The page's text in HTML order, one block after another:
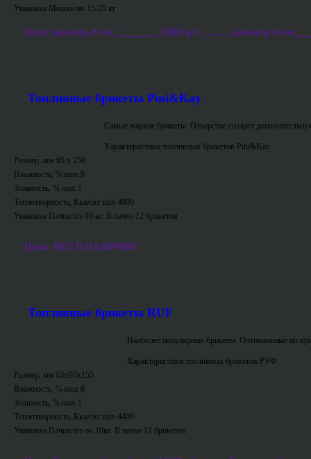
Упаковка Мешки по 15-25 кг
Цена: диаметр 8 мм_________ 11800 р/т ...........диаметр 6
Топливные брикеты Pini&Kay
Самые жаркие брикеты. Отверстие создает
Характеристики топливных брикетов Pini&Kay
Размер, мм 65 х 250
Влажность, % max 8
Зольность, % max 1
Теплотворность, Ккал/кг min 4900
Упаковка Пачки п/э 10 кг. В пачке 12 брикетов
Цена: НЕТ В НАЛИЧИИ
Топливные брикеты RUF
Наиболее популярные брикеты. Оптимальные по
Характеристики топливных брикетов РУФ
Размер, мм 65х95х155
Влажность, % max 8
Зольность, % max 1
Теплотворность, Ккал/кг min 4400
Упаковка Пачки п/э ок.10кг. В пачке 12 брикетов